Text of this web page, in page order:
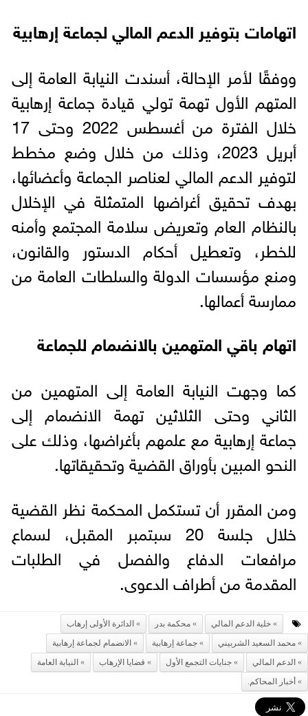
اتهامات بتوفير الدعم المالي لجماعة إرهابية
ووفقًا لأمر الإحالة، أسندت النيابة العامة إلى
المتهم الأول تهمة تولي قيادة جماعة إرهابية
خلال الفترة من أغسطس 2022 وحتى 17
أبريل 2023، وذلك من خلال وضع مخطط
لتوفير الدعم المالي لعناصر الجماعة وأعضائها،
بهدف تحقيق أغراضها المتمثلة في الإخلال
بالنظام العام وتعريض سلامة المجتمع وأمنه
للخطر، وتعطيل أحكام الدستور والقانون،
ومنع مؤسسات الدولة والسلطات العامة من
ممارسة أعمالها.
اتهام باقي المتهمين بالانضمام للجماعة
كما وجهت النيابة العامة إلى المتهمين من
الثاني وحتى الثلاثين تهمة الانضمام إلى
جماعة إرهابية مع علمهم بأغراضها، وذلك على
النحو المبين بأوراق القضية وتحقيقاتها.
ومن المقرر أن تستكمل المحكمة نظر القضية
خلال جلسة 20 سبتمبر المقبل، لسماع
مرافعات الدفاع والفصل في الطلبات
المقدمة من أطراف الدعوى.
خلية الدعم المالي محكمة بدر
الدائرة الأولى إرهاب
محمد السعيد الشربيني
جماعة إرهابية
الانضمام لجماعة إرهابية
الدعم المالي
جنايات التجمع الأول قضايا الإرهاب
النيابة العامة
أخبار المحاكم.